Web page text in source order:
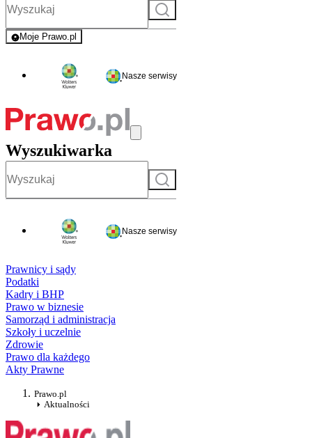
Szukaj
Moje Prawo.pl
- rejestracja i logowanie do serwisu
Nasze serwisy
Wyszukiwarka
Szukaj
Nasze serwisy
Prawnicy i sądy
Podatki
Kadry i BHP
Prawo w biznesie
Samorząd i administracja
Szkoły i uczelnie
Zdrowie
Prawo dla każdego
Akty Prawne
Prawo.pl
Aktualności